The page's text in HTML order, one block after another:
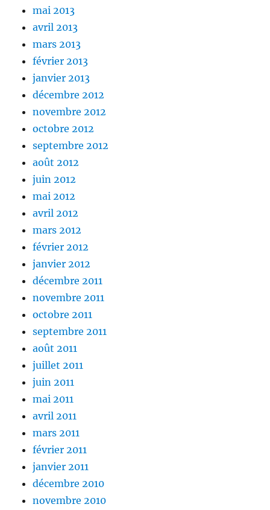
mai 2013
avril 2013
mars 2013
février 2013
janvier 2013
décembre 2012
novembre 2012
octobre 2012
septembre 2012
août 2012
juin 2012
mai 2012
avril 2012
mars 2012
février 2012
janvier 2012
décembre 2011
novembre 2011
octobre 2011
septembre 2011
août 2011
juillet 2011
juin 2011
mai 2011
avril 2011
mars 2011
février 2011
janvier 2011
décembre 2010
novembre 2010